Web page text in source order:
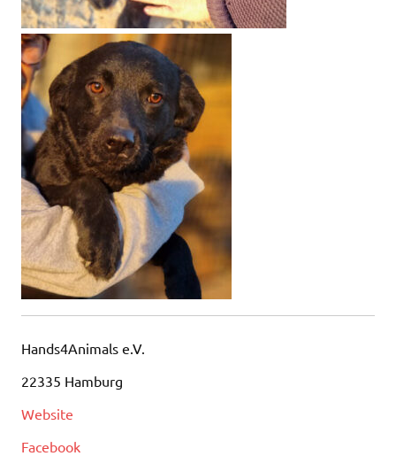
Hands4Animals e.V.
22335 Hamburg
Website
Facebook